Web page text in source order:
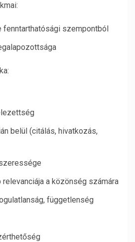
fenntarthatósági szempontból
belül (citálás, hivatkozás,
a közönség számára
függetlenség